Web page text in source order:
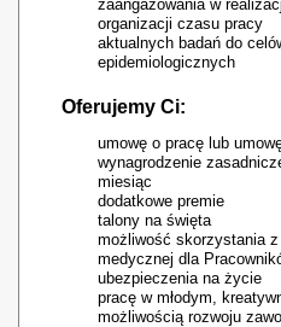
zaangażowania w
organizacji czasu pracy
aktualnych badań do
epidemiologicznych
Oferujemy Ci:
umowę o pracę lub
wynagrodzenie
miesiąc
dodatkowe premie
talony na święta
możliwość skorzystania
medycznej dla
ubezpieczenia na życie
pracę w młodym,
możliwością rozwoju